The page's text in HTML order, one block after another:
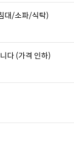
대/소파/식탁)
다 (가격 인하)